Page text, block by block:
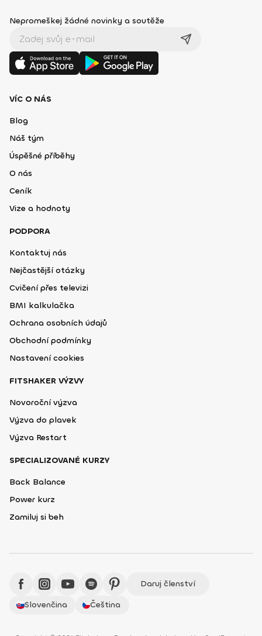
Nepromeškej žádné novinky a soutěže
VÍC O NÁS
Blog
Náš tým
Úspěšné příběhy
O nás
Ceník
Vize a hodnoty
PODPORA
Kontaktuj nás
Nejčastější otázky
Cvičení přes televizi
BMI kalkulačka
Ochrana osobních údajů
Obchodní podmínky
Nastavení cookies
FITSHAKER VÝZVY
Novoroční výzva
Výzva do plavek
Výzva Restart
SPECIALIZOVANÉ KURZY
Back Balance
Power kurz
Zamiluj si beh
Daruj členství
Slovenčina
Čeština